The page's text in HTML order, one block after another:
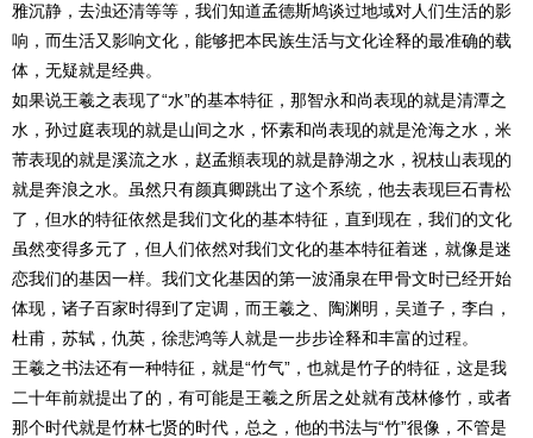
雅沉静，去浊还清等等，我们知道孟德斯鸠谈过地域对人们生活的影
响，而生活又影响文化，能够把本民族生活与文化诠释的最准确的载
体，无疑就是经典。
如果说王羲之表现了“水”的基本特征，那智永和尚表现的就是清潭之
水，孙过庭表现的就是山间之水，怀素和尚表现的就是沧海之水，米
芾表现的就是溪流之水，赵孟頫表现的就是静湖之水，祝枝山表现的
就是奔浪之水。虽然只有颜真卿跳出了这个系统，他去表现巨石青松
了，但水的特征依然是我们文化的基本特征，直到现在，我们的文化
虽然变得多元了，但人们依然对我们文化的基本特征着迷，就像是迷
恋我们的基因一样。我们文化基因的第一波涌泉在甲骨文时已经开始
体现，诸子百家时得到了定调，而王羲之、陶渊明，吴道子，李白，
杜甫，苏轼，仇英，徐悲鸿等人就是一步步诠释和丰富的过程。
王羲之书法还有一种特征，就是“竹气”，也就是竹子的特征，这是我
二十年前就提出了的，有可能是王羲之所居之处就有茂林修竹，或者
那个时代就是竹林七贤的时代，总之，他的书法与“竹”很像，不管是